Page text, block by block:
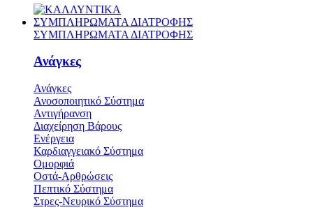
ΣΥΜΠΛΗΡΩΜΑΤΑ ΔΙΑΤΡΟΦΗΣ
ΣΥΜΠΛΗΡΩΜΑΤΑ ΔΙΑΤΡΟΦΗΣ
Ανάγκες
Ανάγκες
Ανοσοποιητικό Σύστημα
Αντιγήρανση
Διαχείρηση Βάρους
Ενέργεια
Καρδιαγγειακό Σύστημα
Ομορφιά
Οστά-Αρθρώσεις
Πεπτικό Σύστημα
Στρες-Νευρικό Σύστημα